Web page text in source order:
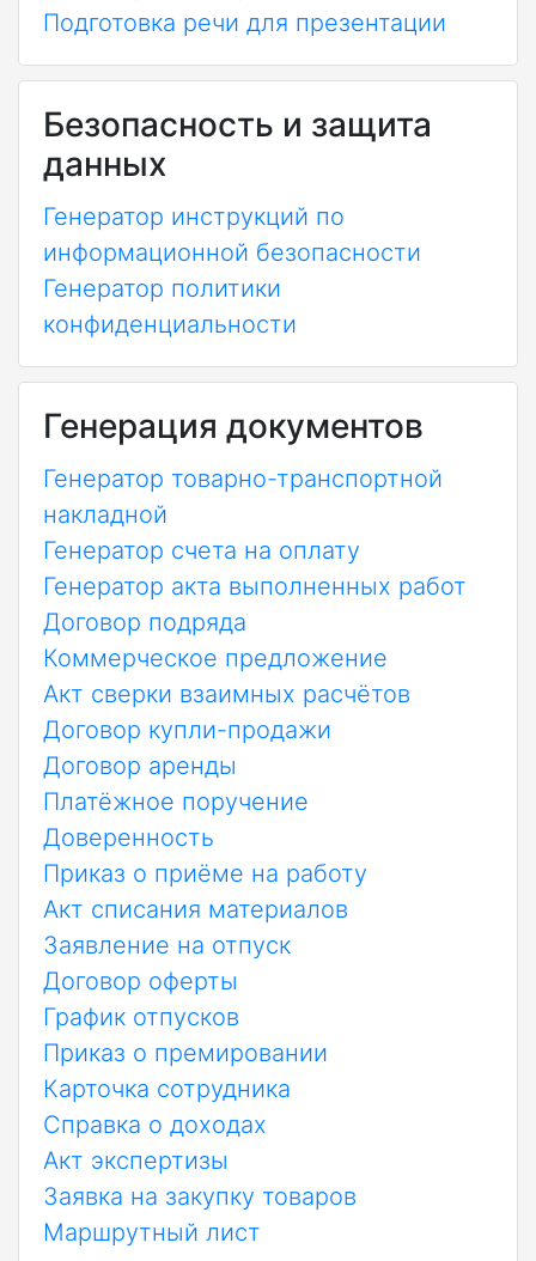
Подготовка речи для презентации
Безопасность и защита
данных
Генератор инструкций по
информационной безопасности
Генератор политики
конфиденциальности
Генерация документов
Генератор товарно-транспортной
накладной
Генератор счета на оплату
Генератор акта выполненных работ
Договор подряда
Коммерческое предложение
Акт сверки взаимных расчётов
Договор купли-продажи
Договор аренды
Платёжное поручение
Доверенность
Приказ о приёме на работу
Акт списания материалов
Заявление на отпуск
Договор оферты
График отпусков
Приказ о премировании
Карточка сотрудника
Справка о доходах
Акт экспертизы
Заявка на закупку товаров
Маршрутный лист